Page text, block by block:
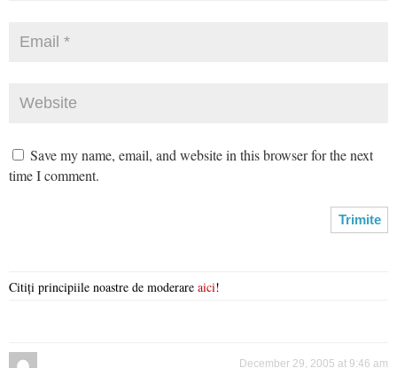
Save my name, email, and website in this browser for the next
time I comment.
Citiți principiile noastre de moderare aici!
December 29, 2005 at 9:46 am